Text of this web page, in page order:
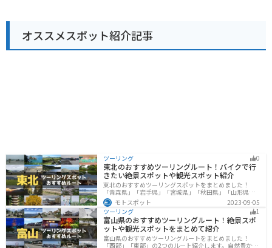
できます。自然豊かな公園内を散策するのもおすすめで
す。 バイクで訪れる際には、駐車場も広く、休憩 faciliti
es も充実しているので安心です。周辺には、朱鞠内湖や
オススメスポット紹介記事
ツーリング 0
東北のおすすめツーリングルート！バイクで行
きたい絶景スポットや観光スポット紹介
東北のおすすめツーリングスポットをまとめました！
「青森県」「岩手県」「宮城県」「秋田県」「山形県」
「福島県」の各県の観光地紹介します。自然豊かな山々
や湖、温泉地が点在し、四季折々の景色を楽しめるスポ
ットが多数あります。バイクで東北にツーリングに行く
際は参考にしてください。
モトスポット
2023-09-05
ツーリング
1
富山県のおすすめツーリングルート！絶景スポ
ットや観光スポットをまとめて紹介
富山県のおすすめツーリングルートをまとめました！
「西部」「東部」の2つのルート紹介します。自然豊かな